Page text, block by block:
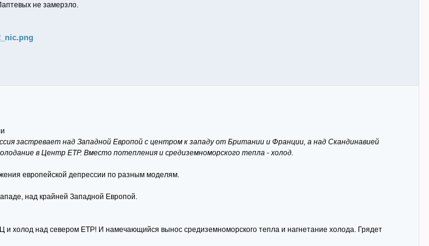
не замерзло.
застревает над Западной Европой с центром к западу от Британии и Франции, а над Скандинавией
в Центр ЕТР. Вместо потепления и средиземноморского тепла - холод.
европейской депрессии по разным моделям.
над крайней Западной Европой.
и холод над севером ЕТР! И намечающийся вынос средиземноморского тепла и нагнетание холода. Грядет